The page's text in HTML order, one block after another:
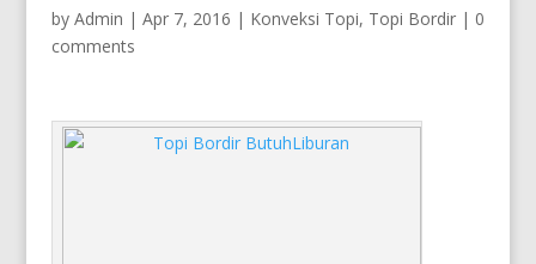
by Admin | Apr 7, 2016 | Konveksi Topi, Topi Bordir| 0
comments